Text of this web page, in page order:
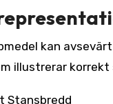
kan
illustrerar